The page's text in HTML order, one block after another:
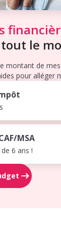
le
montant de
pour alléger
MSA
6 ans !